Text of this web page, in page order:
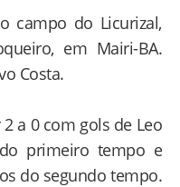
campo do Licurizal,
em Mairi-BA.
Costa.
a 0 com gols de Leo
primeiro tempo e
do segundo tempo.